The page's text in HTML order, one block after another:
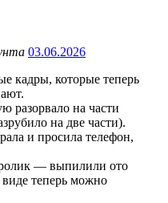
03.06.2026
кадры, которые теперь
разорвало на части
на две части).
и просила телефон,
— выпилили ото
виде теперь можно